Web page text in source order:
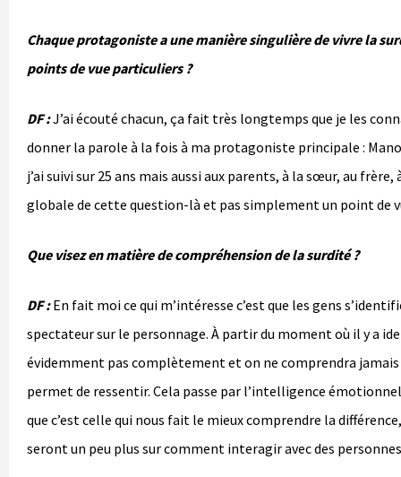
Chaque protagoniste a une manière singulière de vivre la
points de vue particuliers ?
DF :J’ai écouté chacun, ça fait très longtemps que je les
donner la parole à la fois à ma protagoniste principale :
j’ai suivi sur 25 ans mais aussi aux parents, à la sœur, au
globale de cette question-là et pas simplement un point de
Que visez en matière de compréhension de la surdité ?
DF :En fait moi ce qui m’intéresse c’est que les gens
spectateur sur le personnage. À partir du moment où il y a
évidemment pas complètement et on ne comprendra
permet de ressentir. Cela passe par l’intelligence
que c’est celle qui nous fait le mieux comprendre la
seront un peu plus sur comment interagir avec des